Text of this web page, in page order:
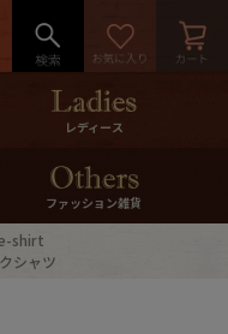
クーポンプレゼン
ンプレゼント
LINE ID連携
レディース
ファッション雑貨
shirt
シャツ